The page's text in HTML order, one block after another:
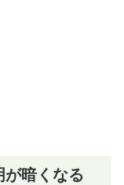
暗くなる